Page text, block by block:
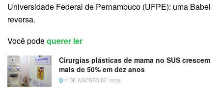
Universidade Federal de Pernambuco (UFPE): uma Babel
reversa.
Você podequerer ler
Cirurgias plásticas de mama no SUS crescem
mais de 50% em dez anos
7 DE AGOSTO DE 2026